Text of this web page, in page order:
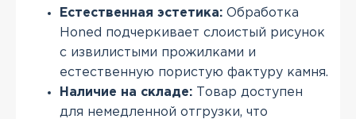
Естественная эстетика: Обработка
Honed подчеркивает слоистый рисунок
с извилистыми прожилками и
естественную пористую фактуру камня.
Наличие на складе: Товар доступен
для немедленной отгрузки, что